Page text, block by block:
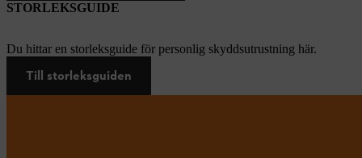
STORLEKSGUIDE
Du hittar en storleksguide för personlig skyddsutrustning här.
Till storleksguiden